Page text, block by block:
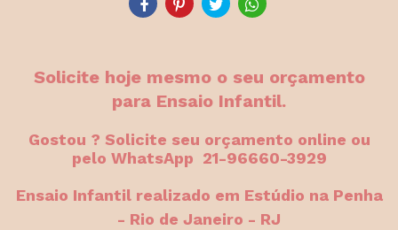
Solicite hoje mesmo o seu orçamento
para Ensaio Infantil.
Gostou ? Solicite seu orçamento online ou
pelo WhatsApp 21-96660-3929
Ensaio Infantil realizado em Estúdio na Penha
- Rio de Janeiro - RJ